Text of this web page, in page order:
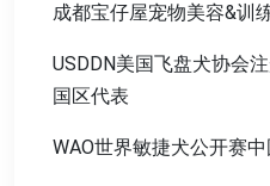
成都宝仔屋宠物美容&训
USDDN美国飞盘犬协会
国区代表
WAO世界敏捷犬公开赛